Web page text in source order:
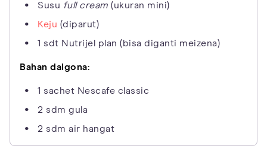
Susu full cream (ukuran mini)
Keju (diparut)
1 sdt Nutrijel plan (bisa diganti meizena)
Bahan dalgona:
1 sachet Nescafe classic
2 sdm gula
2 sdm air hangat